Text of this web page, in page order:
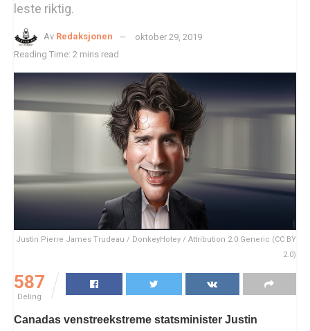
leste riktig.
Av Redaksjonen
oktober 29, 2019
Reading Time: 2 mins read
Justin Pierre James Trudeau / DonkeyHotey / Attribution 2.0 Generic (CC BY
2.0)
587
Deling
Canadas venstreekstreme statsminister Justin